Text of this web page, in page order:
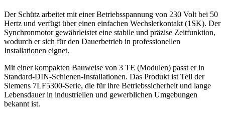
Der Schütz arbeitet mit einer Betriebsspannung von 230 Volt bei 50
Hertz und verfügt über einen einfachen Wechslerkontakt (1SK). Der
Synchronmotor gewährleistet eine stabile und präzise Zeitfunktion,
wodurch er sich für den Dauerbetrieb in professionellen
Installationen eignet.
Mit einer kompakten Bauweise von 3 TE (Modulen) passt er in
Standard-DIN-Schienen-Installationen. Das Produkt ist Teil der
Siemens 7LF5300-Serie, die für ihre Betriebssicherheit und lange
Lebensdauer in industriellen und gewerblichen Umgebungen
bekannt ist.